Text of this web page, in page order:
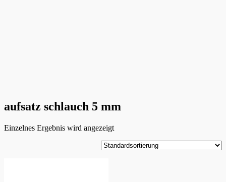
aufsatz schlauch 5 mm
Einzelnes Ergebnis wird angezeigt